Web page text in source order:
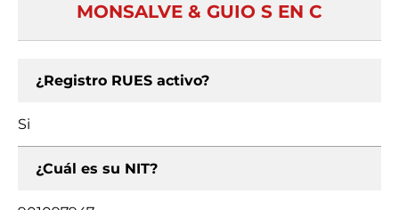
MONSALVE & GUIO S EN C
¿Registro RUES activo?
Si
¿Cuál es su NIT?